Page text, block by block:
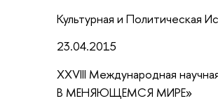
Культурная и Политическая
23.04.2015
XXVIII Международная
В МЕНЯЮЩЕМСЯ МИРЕ»